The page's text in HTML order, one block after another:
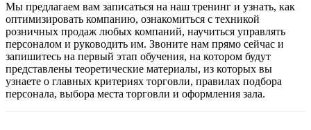
Мы предлагаем вам записаться на наш тренинг и узнать, как
оптимизировать компанию, ознакомиться с техникой
розничных продаж любых компаний, научиться управлять
персоналом и руководить им. Звоните нам прямо сейчас и
запишитесь на первый этап обучения, на котором будут
представлены теоретические материалы, из которых вы
узнаете о главных критериях торговли, правилах подбора
персонала, выбора места торговли и оформления зала.